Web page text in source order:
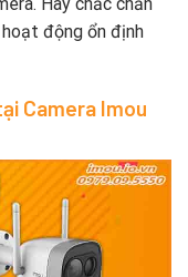
động ổn định
Camera Imou